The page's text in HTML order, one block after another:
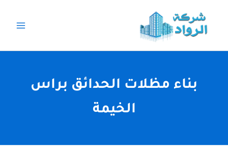
المحتوى
بناء مظلات الحدائق براس
الخيمة